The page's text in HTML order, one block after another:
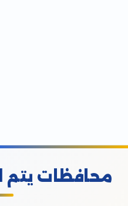
محافظات يتم